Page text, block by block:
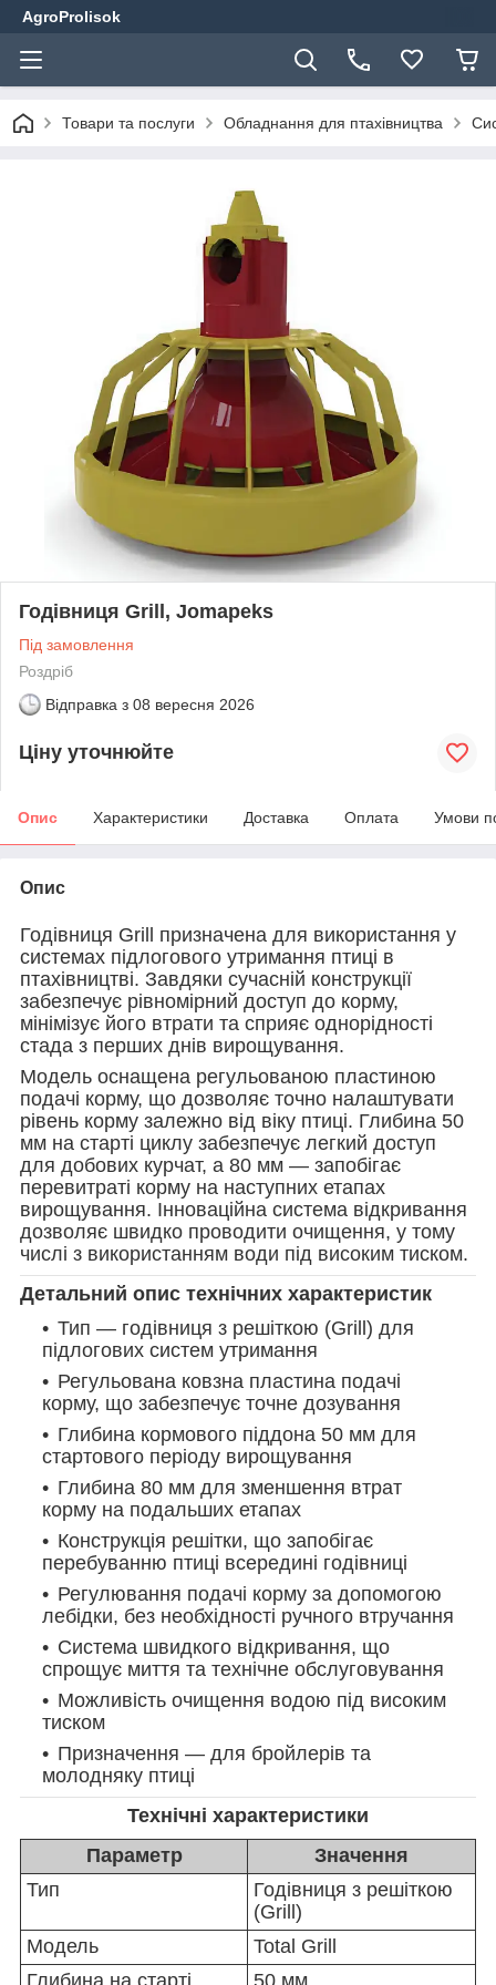
AgroProlisok
Товари та послуги Обладнання для птахівництва
Годівниця Grill, Jomapeks
Під замовлення
Роздріб
Відправка з 08 вересня 2026
Ціну уточнюйте
Опис Характеристики Доставка Оплата Умови
Опис
Годівниця Grill призначена для використання у
системах підлогового утримання птиці в
птахівництві. Завдяки сучасній конструкції
забезпечує рівномірний доступ до корму,
мінімізує його втрати та сприяє однорідності
стада з перших днів вирощування.
Модель оснащена регульованою пластиною
подачі корму, що дозволяє точно налаштувати
рівень корму залежно від віку птиці. Глибина 50
мм на старті циклу забезпечує легкий доступ
для добових курчат, а 80 мм — запобігає
перевитраті корму на наступних етапах
вирощування. Інноваційна система відкривання
дозволяє швидко проводити очищення, у тому
числі з використанням води під високим тиском.
Детальний опис технічних характеристик
Тип — годівниця з решіткою (Grill) для
підлогових систем утримання
Регульована ковзна пластина подачі
корму, що забезпечує точне дозування
Глибина кормового піддона 50 мм для
стартового періоду вирощування
Глибина 80 мм для зменшення втрат
корму на подальших етапах
Конструкція решітки, що запобігає
перебуванню птиці всередині годівниці
Регулювання подачі корму за допомогою
лебідки, без необхідності ручного втручання
Система швидкого відкривання, що
спрощує миття та технічне обслуговування
Можливість очищення водою під високим
тиском
Призначення — для бройлерів та
молодняку птиці
Технічні характеристики
Параметр
Значення
Тип
Годівниця з решіткою
(Grill)
Модель
Total Grill